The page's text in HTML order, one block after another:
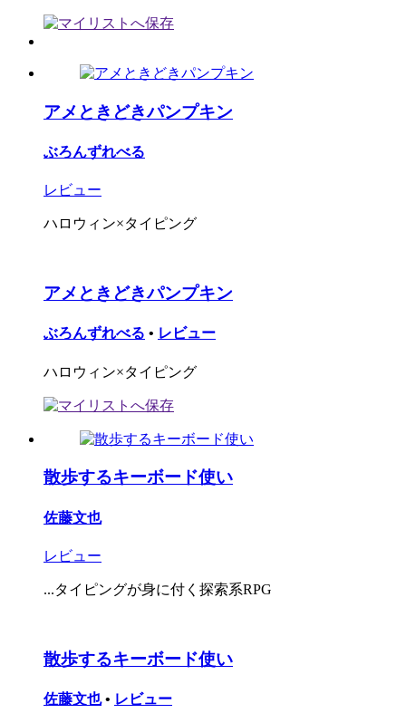
アメときどきパンプキン
ぶろんずれべる
レビュー
ハロウィン×タイピング
アメときどきパンプキン
ぶろんずれべる • レビュー
ハロウィン×タイピング
散歩するキーボード使い
佐藤文也
レビュー
...タイピングが身に付く探索系RPG
散歩するキーボード使い
佐藤文也 • レビュー